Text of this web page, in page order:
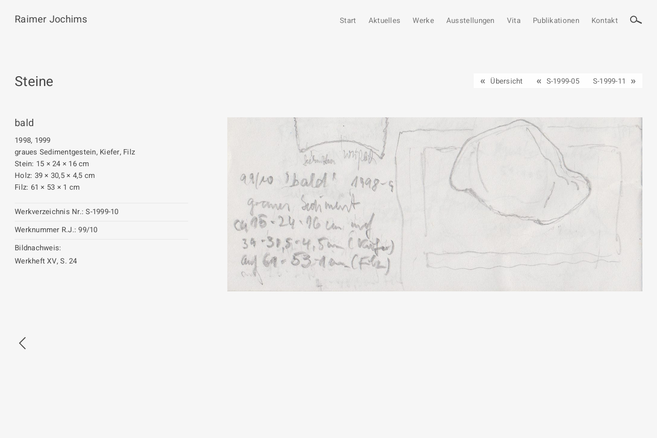
Raimer Jochims Start Aktuelles Werke Ausstellungen Vita Publikationen Kontakt
Steine Übersicht S-1999-05 S-1999-11
bald
1998, 1999
graues Sedimentgestein, Kiefer, Filz
Stein: 15 × 24 × 16 cm
Holz: 39 × 30,5 × 4,5 cm
Filz: 61 × 53 × 1 cm
Werkverzeichnis Nr.: S-1999-10
Werknummer R.J.: 99/10
Bildnachweis:
Werkheft XV, S. 24